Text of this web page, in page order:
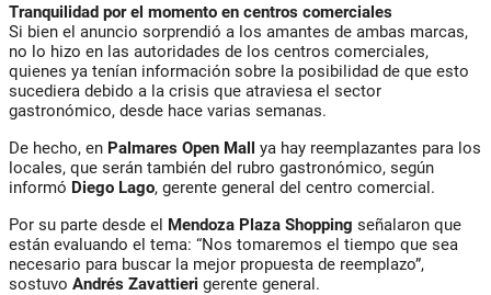
Tranquilidad por el momento en centros comerciales
Si bien el anuncio sorprendió a los amantes de ambas marcas,
no lo hizo en las autoridades de los centros comerciales,
quienes ya tenían información sobre la posibilidad de que esto
sucediera debido a la crisis que atraviesa el sector
gastronómico, desde hace varias semanas.
De hecho, en Palmares Open Mall ya hay reemplazantes para los
locales, que serán también del rubro gastronómico, según
informó Diego Lago, gerente general del centro comercial.
Por su parte desde el Mendoza Plaza Shopping señalaron que
están evaluando el tema: “Nos tomaremos el tiempo que sea
necesario para buscar la mejor propuesta de reemplazo”,
sostuvo Andrés Zavattieri gerente general.